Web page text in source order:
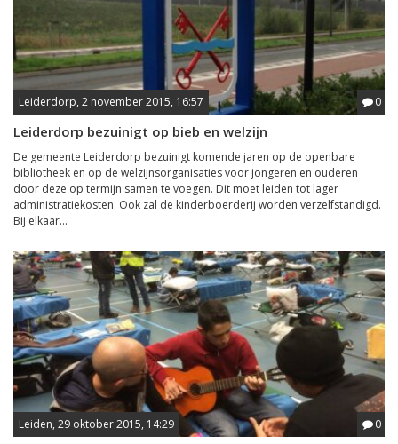
Leiderdorp, 2 november 2015, 16:57 0
Leiderdorp bezuinigt op bieb en welzijn
De gemeente Leiderdorp bezuinigt komende jaren op de openbare
bibliotheek en op de welzijnsorganisaties voor jongeren en ouderen
door deze op termijn samen te voegen. Dit moet leiden tot lager
administratiekosten. Ook zal de kinderboerderij worden verzelfstandigd.
Bij elkaar...
Leiden, 29 oktober 2015, 14:29 0